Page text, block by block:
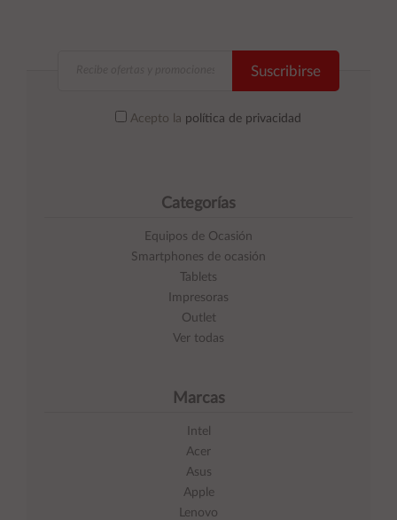
Suscribirse
Acepto la política de privacidad
Categorías
Equipos de Ocasión
Smartphones de ocasión
Tablets
Impresoras
Outlet
Ver todas
Marcas
Intel
Acer
Asus
Apple
Lenovo